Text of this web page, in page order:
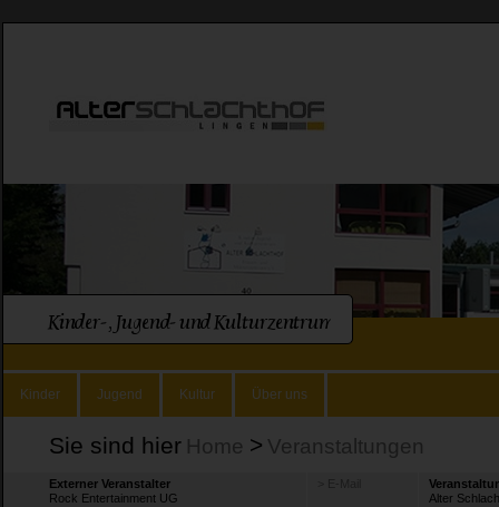
Kinder Jugend Kultur Über uns
Sie sind hier Home > Veranstaltungen
Externer Veranstalter
Rock Entertainment UG
Alter